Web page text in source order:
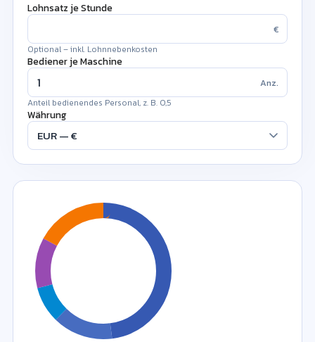
Lohnsatz je Stunde
€
Optional – inkl. Lohnnebenkosten
Bediener je Maschine
Anz.
Anteil bedienendes Personal, z. B. 0,5
Währung